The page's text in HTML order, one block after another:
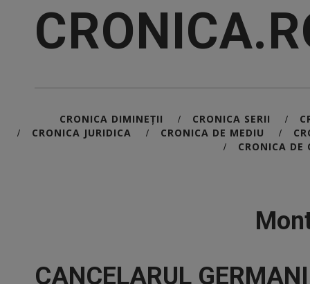
CRONICA DIMINEȚII / CRONICA SERII /
/ CRONICA JURIDICA / CRONICA DE MEDIU /
/ CRONICA DE
CANCELARUL